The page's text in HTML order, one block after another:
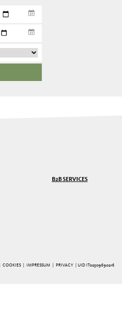
B2B SERVICES
COOKIES| IMPRESSUM| PRIVACY | UID IT02509690216